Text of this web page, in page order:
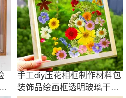
手工diy压花相框制作材料包
装饰品绘画框透明玻璃干花